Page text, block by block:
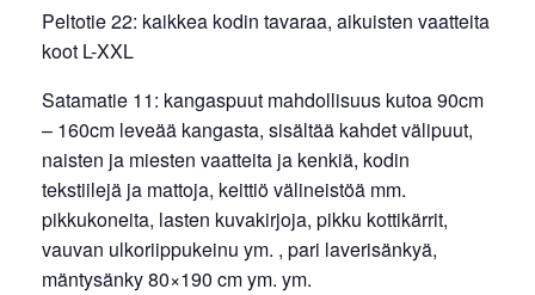
Peltotie 22: kaikkea kodin tavaraa, aikuisten vaatteita
koot L-XXL
Satamatie 11: kangaspuut mahdollisuus kutoa 90cm
– 160cm leveää kangasta, sisältää kahdet välipuut,
naisten ja miesten vaatteita ja kenkiä, kodin
tekstiilejä ja mattoja, keittiö välineistöä mm.
pikkukoneita, lasten kuvakirjoja, pikku kottikärrit,
vauvan ulkoriippukeinu ym. , pari laverisänkyä,
mäntysänky 80×190 cm ym. ym.